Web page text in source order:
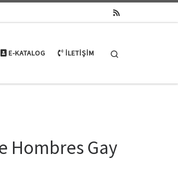
E-KATALOG İLETIŞIM
Hombres Gay